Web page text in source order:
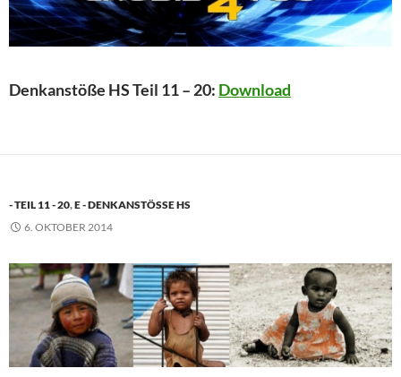
Denkanstöße HS Teil 11 – 20: Download
- TEIL 11 - 20,E - DENKANSTÖSSE HS
6. OKTOBER 2014